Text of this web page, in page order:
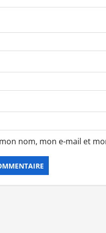
nom, mon e-mail et